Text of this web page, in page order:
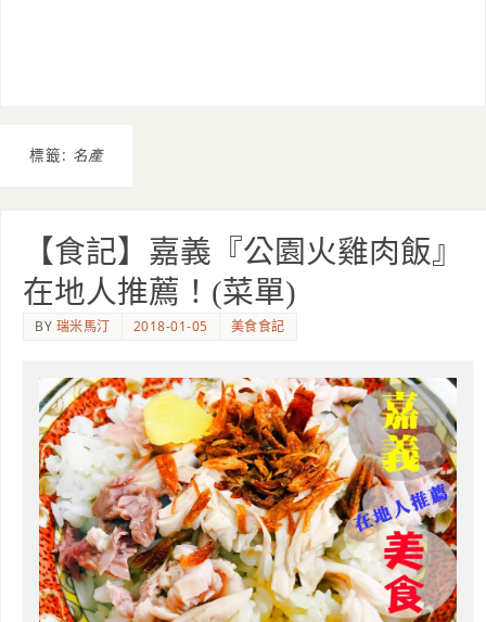
標籤: 名產
【食記】嘉義『公園火雞肉飯』
在地人推薦！(菜單)
BY 瑞米馬汀 2018-01-05 美食食記